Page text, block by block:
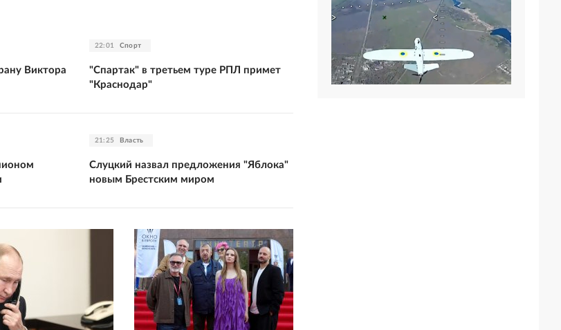
Виктора
22:01 Спорт
"Спартак" в третьем туре РПЛ примет
"Краснодар"
21:25 Власть
Слуцкий назвал предложения "Яблока"
новым Брестским миром